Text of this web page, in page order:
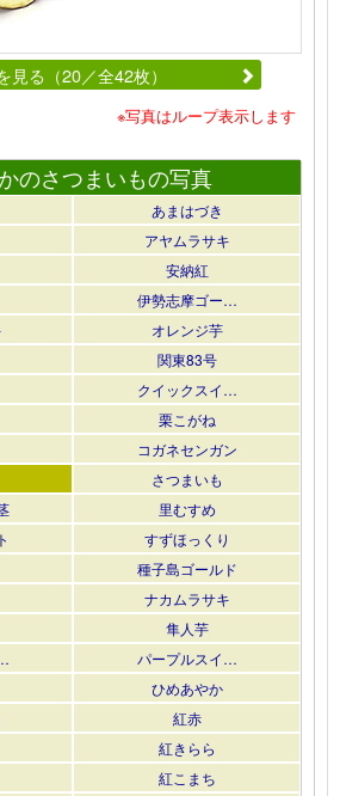
見る（20／全42枚）
※写真はループ表示します
のさつまいもの写真
あまはづき
アヤムラサキ
安納紅
伊勢志摩ゴー…
オレンジ芋
関東83号
クイックスイ…
栗こがね
コガネセンガン
さつまいも
里むすめ
すずほっくり
種子島ゴールド
ナカムラサキ
隼人芋
パープルスイ…
ひめあやか
紅赤
紅きらら
紅こまち